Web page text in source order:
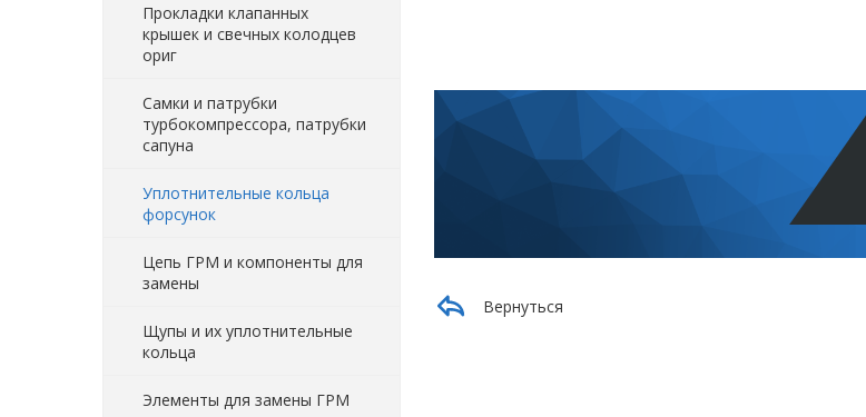
Прокладки клапанных
крышек и свечных колодцев
ориг
Самки и патрубки
турбокомпрессора, патрубки
сапуна
Уплотнительные кольца
форсунок
Цепь ГРМ и компоненты для
замены
Щупы и их уплотнительные
кольца
Элементы для замены ГРМ
Вернуться